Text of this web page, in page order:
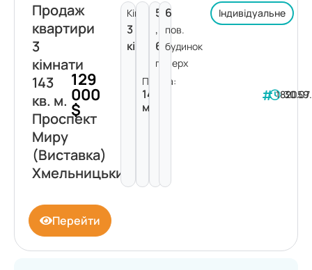
Продаж
квартири
3
кімнати
143
кв. м.
Проспект
Миру
(Виставка)
Хмельницький
129
000
$
Кімнат:
3
кімнати
Площа:
143
м²
5
,
6
поверх
6
пов.
будинок
Індивідуальне
182059
Перейти